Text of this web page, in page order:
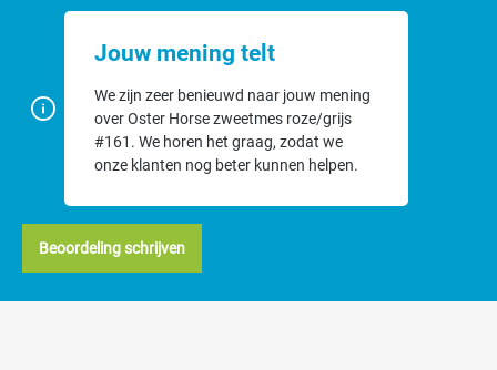
Jouw mening telt
We zijn zeer benieuwd naar jouw mening
over Oster Horse zweetmes roze/grijs
#161. We horen het graag, zodat we
onze klanten nog beter kunnen helpen.
Beoordeling schrijven